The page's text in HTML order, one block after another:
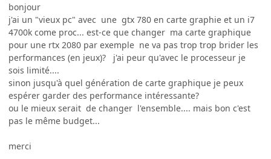
bonjour
j'ai un "vieux pc" avec une gtx 780 en carte graphie et un i7
4700k come proc... est-ce que changer ma carte graphique
pour une rtx 2080 par exemple ne va pas trop trop brider les
performances (en jeux)? j'ai peur qu'avec le processeur je
sois limité....
sinon jusqu'à quel génération de carte graphique je peux
espérer garder des performance intéressante?
ou le mieux serait de changer l'ensemble.... mais bon c'est
pas le même budget...
merci